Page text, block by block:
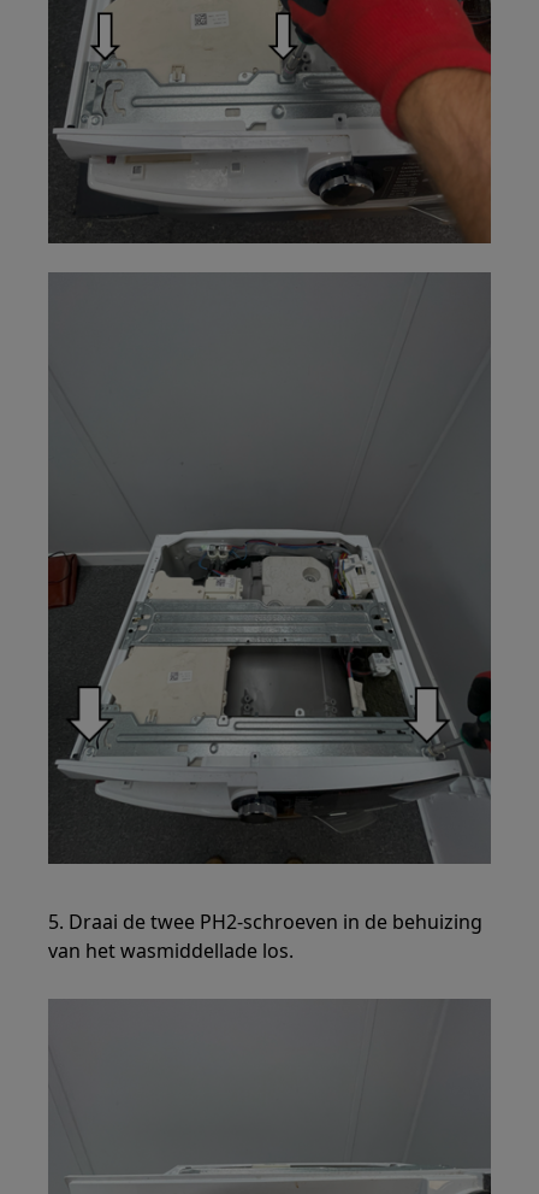
5. Draai de twee PH2-schroeven in de behuizing
van het wasmiddellade los.